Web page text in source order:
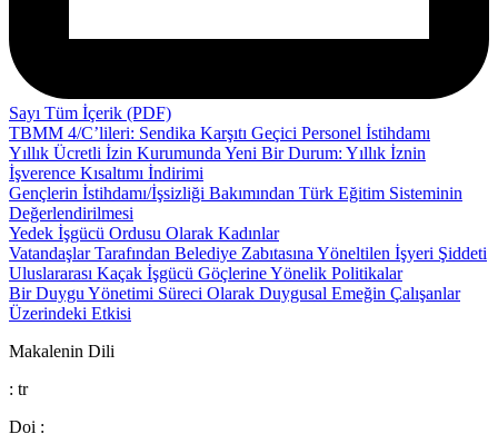
Sayı Tüm İçerik (PDF)
TBMM 4/C’lileri: Sendika Karşıtı Geçici Personel İstihdamı
Yıllık Ücretli İzin Kurumunda Yeni Bir Durum: Yıllık İznin
İşverence Kısaltımı İndirimi
Gençlerin İstihdamı/İşsizliği Bakımından Türk Eğitim Sisteminin
Değerlendirilmesi
Yedek İşgücü Ordusu Olarak Kadınlar
Vatandaşlar Tarafından Belediye Zabıtasına Yöneltilen İşyeri Şiddeti
Uluslararası Kaçak İşgücü Göçlerine Yönelik Politikalar
Bir Duygu Yönetimi Süreci Olarak Duygusal Emeğin Çalışanlar
Üzerindeki Etkisi
Makalenin Dili
: tr
Doi :